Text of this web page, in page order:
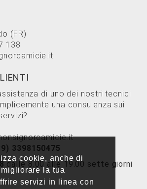
cookie, anche di
la tua
servizi in linea con
(FR)
138
di uno dei nostri tecnici
una consulenza sui
3398150475
dalle 8.00 alle 19.00 sette giorni